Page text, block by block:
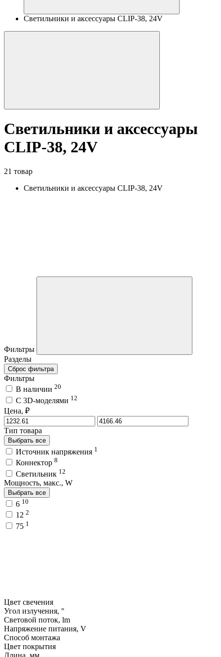
Светильники и аксессуары CLIP-38, 24V
Светильники и аксессуары
CLIP-38, 24V
21 товар
Светильники и аксессуары CLIP-38, 24V
Фильтры
Разделы
Сброс фильтра
Фильтры
В наличии 20
C 3D-моделями 12
Цена, ₽
Тип товара
Выбрать все
Источник напряжения 1
Коннектор 8
Светильник 12
Мощность, макс., W
Выбрать все
6 10
12 2
75 1
Цвет свечения
Угол излучения, °
Световой поток, lm
Напряжение питания, V
Способ монтажа
Цвет покрытия
Длина, мм